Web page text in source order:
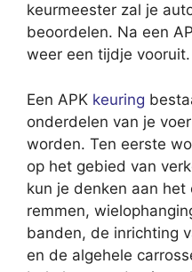
keurmeester zal je
beoordelen. Na een
weer een tijdje vooruit.
Een APK keuring
onderdelen van je
worden. Ten eerste
op het gebied van
kun je denken aan het
remmen,
banden, de inrichting
en de algehele